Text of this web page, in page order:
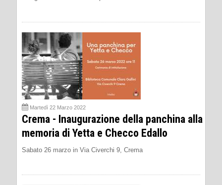
Martedì 22 Marzo 2022
Crema - Inaugurazione della panchina alla
memoria di Yetta e Checco Edallo
Sabato 26 marzo in Via Civerchi 9, Crema